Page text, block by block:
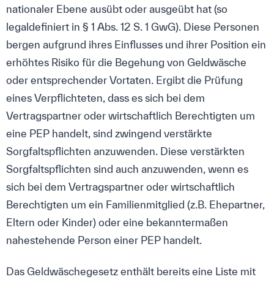
nationaler Ebene ausübt oder ausgeübt hat (so
legaldefiniert in § 1 Abs. 12 S. 1 GwG). Diese Personen
bergen aufgrund ihres Einflusses und ihrer Position ein
erhöhtes Risiko für die Begehung von Geldwäsche
oder entsprechender Vortaten. Ergibt die Prüfung
eines Verpflichteten, dass es sich bei dem
Vertragspartner oder wirtschaftlich Berechtigten um
eine PEP handelt, sind zwingend verstärkte
Sorgfaltspflichten anzuwenden. Diese verstärkten
Sorgfaltspflichten sind auch anzuwenden, wenn es
sich bei dem Vertragspartner oder wirtschaftlich
Berechtigten um ein Familienmitglied (z.B. Ehepartner,
Eltern oder Kinder) oder eine bekanntermaßen
nahestehende Person einer PEP handelt.
Das Geldwäschegesetz enthält bereits eine Liste mit